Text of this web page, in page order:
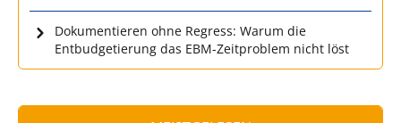
Dokumentieren ohne Regress: Warum die
Entbudgetierung das EBM-Zeitproblem nicht löst